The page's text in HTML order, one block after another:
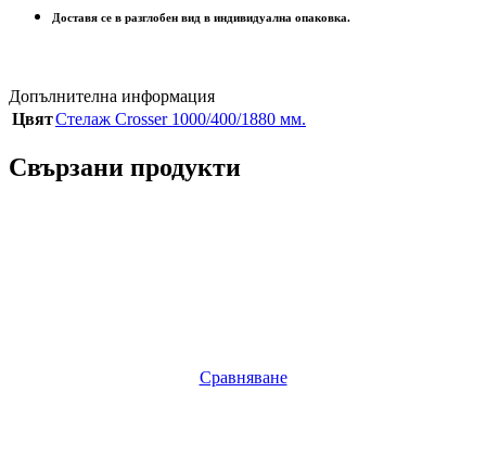
Доставя се в разглобен вид в индивидуална опаковка.
Допълнителна информация
ЦвятСтелаж Crosser 1000/400/1880 мм.
Свързани продукти
Сравняване